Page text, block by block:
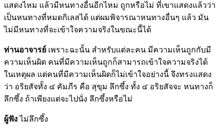
แสดงไหม แล้วมีหนทางอื่นอีกไหม ถูกหรือไม่ ที่เขาแสดงแล้วว่า
เป็นหนทางที่หมดกิเลสได้ แต่ผมพิจารณาหนทางอื่นๆ แล้ว มัน
ไม่มีหนทางที่จะเข้าใจความจริงในขณะนี้ได้
ท่านอาจารย์ เพราะฉะนั้น สำหรับแต่ละคน มีความเห็นถูกกับมี
ความเห็นผิด คนที่มีความเห็นถูกก็สามารถเข้าใจความจริงได้
ในเหตุผล แต่คนที่มีความเห็นผิดก็ไม่เข้าใจอย่างนี้ จึงทรงแสดง
ว่า อริยสัจทั้ง ๔ คัมภีร คือ สุขุม ลึกซึ้ง ทั้ง ๔ อริยสัจจะ หนทางก็
ลึกซึ้ง ถ้าเพียงแต่จะไปนั่ง ลึกซึ้งหรือไม่
ผู้ฟังไม่ลึกซึ้ง